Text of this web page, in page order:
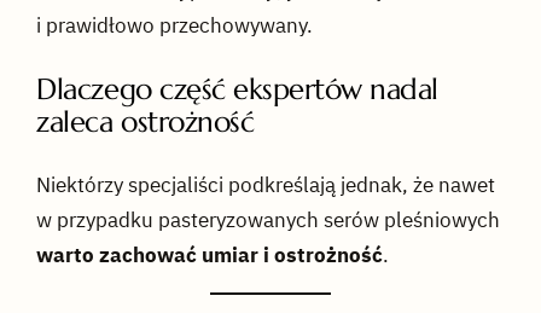
i prawidłowo przechowywany.
Dlaczego część ekspertów nadal
zaleca ostrożność
Niektórzy specjaliści podkreślają jednak, że nawet
w przypadku pasteryzowanych serów pleśniowych
warto zachować umiar i ostrożność.